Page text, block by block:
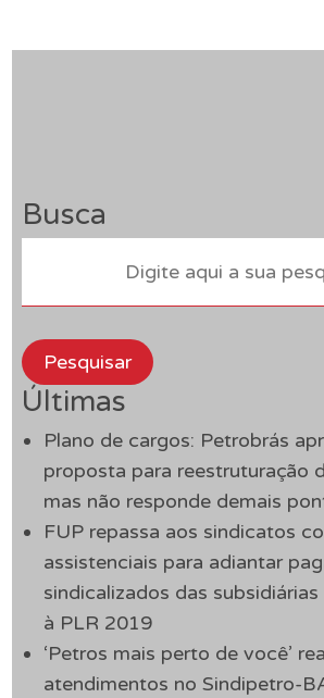
Busca
Pesquisar
Últimas
Plano de cargos: Petrobrás
proposta para reestruturação
mas não responde demais
FUP repassa aos sindicatos
assistenciais para adiantar
sindicalizados das
à PLR 2019
‘Petros mais perto de você’
atendimentos no Sindipetro-